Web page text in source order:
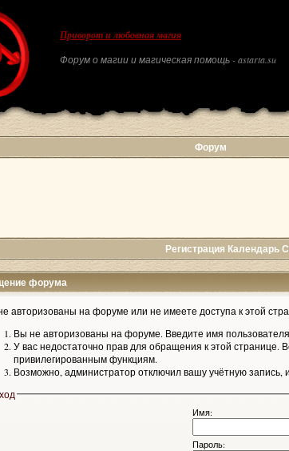
Приворот и любовная магия
Форум о магии и магическая помощь - astarta.su
Форум
Регистрация Календарь
форума
авторизованы на форуме или не имеете доступа к этой
Вы не авторизованы на форуме. Введите имя
У вас недостаточно прав для обращения к этой странице.
привилегированным функциям.
Возможно, администратор отключил вашу учётную
Имя:
Пароль: